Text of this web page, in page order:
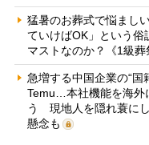
猛暑のお葬式で悩まし
ていけばOK」という俗
マストなのか？《1級葬
急増する中国企業の“国
Temu…本社機能を海外
う 現地人を隠れ蓑に
懸念も